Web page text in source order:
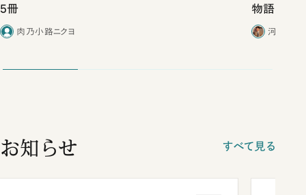
5冊
肉乃小路ニクヨ
物語」に
河野有
お知らせ すべて見る